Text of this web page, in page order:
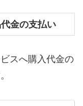
金の支払い
スへ購入代金の